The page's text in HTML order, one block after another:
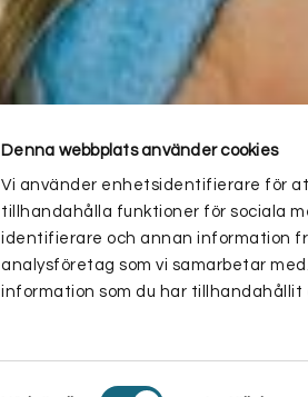
Denna webbplats använder cookies
Vi använder enhetsidentifierare för
tillhandahålla funktioner för sociala
identifierare och annan information
analysföretag som vi samarbetar
information som du har tillhandahållit
Samtyckesval